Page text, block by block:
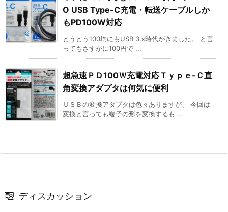
O USB Type-C充電・転送ケーブルしか
もPD100W対応
とうとう100均にもUSB 3.x時代がきました。 と言
ってもさすがに100円で ...
超急速ＰＤ100Ｗ充電対応Ｔｙｐｅ-Ｃ直
角変換アダプタは何気に便利
ＵＳＢの変換アダプタは色々ありますが、 今回は
変換と言っても端子の形を変換するも ...
ディスカッション